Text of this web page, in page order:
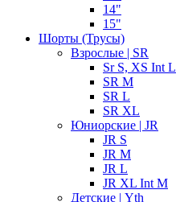
14"
15"
Шорты (Трусы)
Взрослые | SR
Sr S, XS Int L
SR M
SR L
SR XL
Юниорские | JR
JR S
JR M
JR L
JR XL Int M
Детские | Yth